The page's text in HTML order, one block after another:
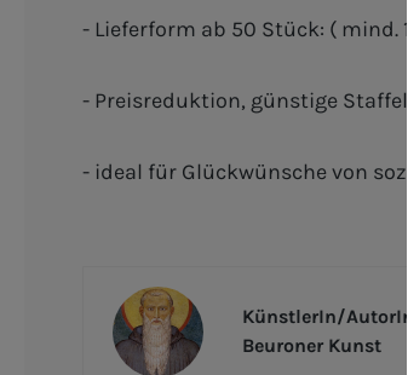
- Lieferform ab 50 Stück: ( mind.
- Preisreduktion, günstige
- ideal für Glückwünsche von
KünstlerIn/AutorIn
Beuroner Kunst